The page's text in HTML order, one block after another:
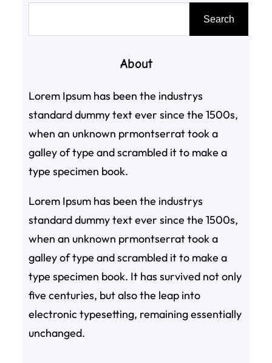
Search
About
Lorem Ipsum has been the industrys
standard dummy text ever since the 1500s,
when an unknown prmontserrat took a
galley of type and scrambled it to make a
type specimen book.
Lorem Ipsum has been the industrys
standard dummy text ever since the 1500s,
when an unknown prmontserrat took a
galley of type and scrambled it to make a
type specimen book. It has survived not only
five centuries, but also the leap into
electronic typesetting, remaining essentially
unchanged.